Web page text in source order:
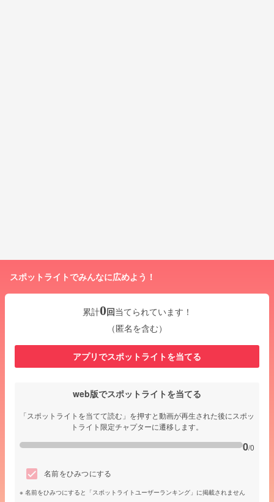
スポットライトでみんなに広めよう！
累計0回当てられています！
（匿名を含む）
アプリでスポットライトを当てる
web版でスポットライトを当てる
「スポットライトを当てて読む」を押すと動画が再生された後にスポッ
トライト限定チャプターに遷移します。
0/0
名前をひみつにする
名前をひみつにすると「スポットライトユーザーランキング」に掲載されません